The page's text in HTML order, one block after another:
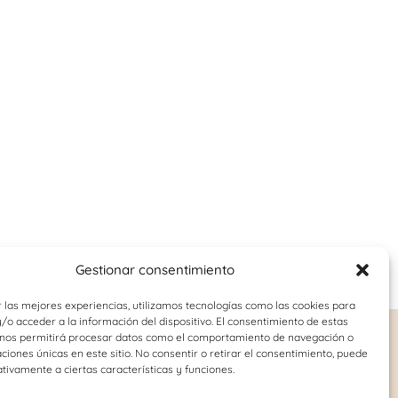
Gestionar consentimiento
las mejores experiencias, utilizamos tecnologías como las cookies para
o acceder a la información del dispositivo. El consentimiento de estas
permitirá procesar datos como el comportamiento de navegación o
únicas en este sitio. No consentir o retirar el consentimiento, puede
a ciertas características y funciones.
juvenil Logopedia